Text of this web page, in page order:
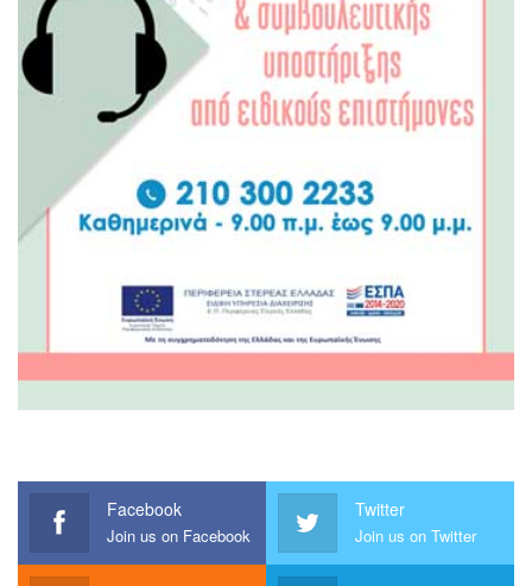
Facebook
Join us on Facebook
Twitter
Join us on Twitter